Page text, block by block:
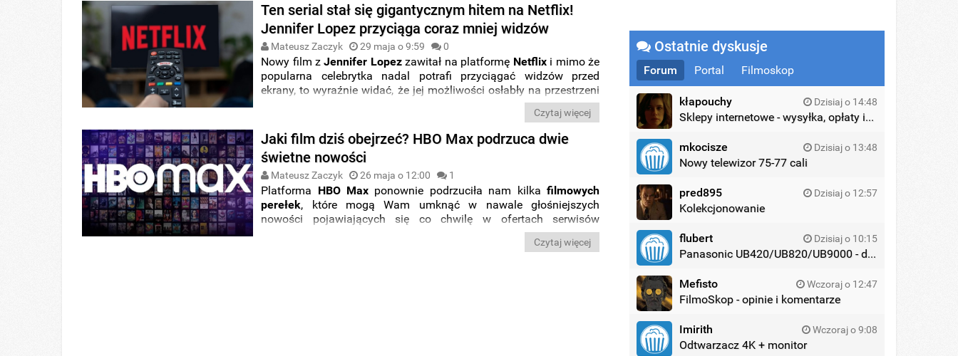
Ten serial stał się gigantycznym hitem na Netflix!
Jennifer Lopez przyciąga coraz mniej widzów
Mateusz Zaczyk 29 maja o 9:59 0
Nowy film zJennifer Lopezzawitał na platformę Netflixi mimo że
popularna celebrytka nadal potrafi przyciągać widzów przed
ekrany, to wyraźnie widać, że jej możliwości osłabły na przestrzeni
” zostali właśnie
Czytaj więcej
Jaki film dziś obejrzeć? HBO Max podrzuca dwie
świetne nowości
Mateusz Zaczyk 26 maja o 12:00 1
Platforma HBO Maxponownie podrzuciła nam kilkafilmowych
perełek, które mogą Wam umknąć w nawale głośniejszych
nowości pojawiających się co chwilę w ofertach serwisów
streamingowych. Jeśli więc szukacie dobrego filmu na
weekendowy seans i nie macie ochoty na wertowanieoferty
Czytaj więcej
Ostatnie dyskusje
Forum Portal Filmoskop
kłapouchy Dzisiaj o 14:48
Sklepy internetowe - wysyłka, opłaty itd.
mkocisze Dzisiaj o 13:48
Nowy telewizor 75-77 cali
pred895 Dzisiaj o 12:57
Kolekcjonowanie
flubert Dzisiaj o 10:15
Panasonic UB420/UB820/UB9000 - dyskusja
Mefisto Wczoraj o 12:47
FilmoSkop - opinie i komentarze
Imirith Wczoraj o 9:08
Odtwarzacz 4K + monitor